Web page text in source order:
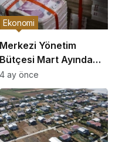
Merkezi Yönetim
Bütçesi Mart Ayında
229,9 Milyar TL Açık
Verdi
Ekonomi
4 ay önce